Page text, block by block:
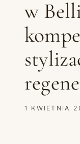
w
1 KWIETNIA